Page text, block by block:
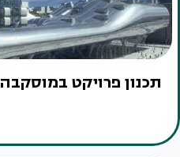
תכנון פרויקט במוסקבה